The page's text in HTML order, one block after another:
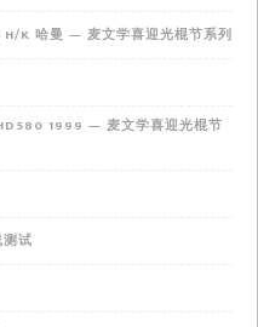
K 哈曼 — 麦文学喜迎光棍节系列
1999 — 麦文学喜迎光棍节
试